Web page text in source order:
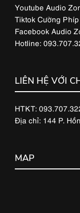
Youtube Audio
Tiktok Cường Phíp
Facebook Audio
Hotline:
LIÊN HỆ VỚI
HTKT:
Địa chỉ: 144 P.
MAP